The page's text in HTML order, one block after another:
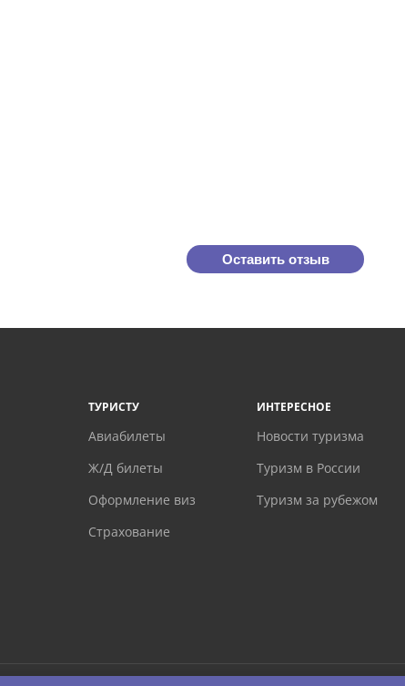
Оставить отзыв
ТУРИСТУ
Авиабилеты
Ж/Д билеты
Оформление виз
Страхование
ИНТЕРЕСНОЕ
Новости туризма
Туризм в России
Туризм за рубежом